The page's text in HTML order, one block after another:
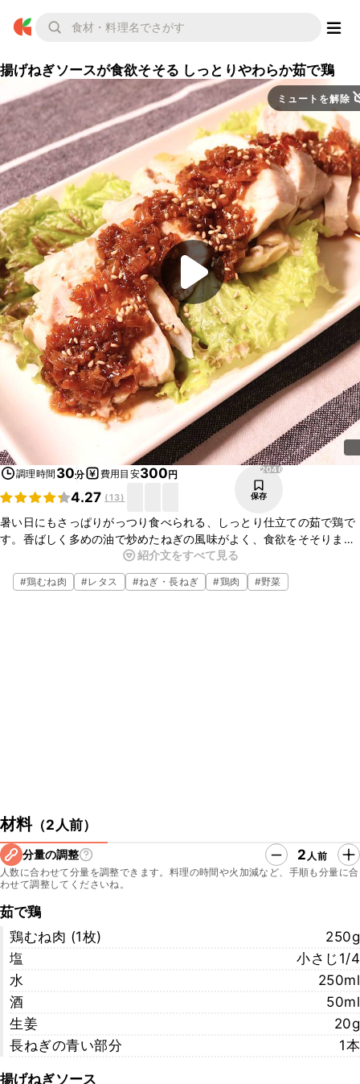
揚げねぎソースが食欲そそる しっとりやわらか茹で鶏
ミュートを解除
調理時間 30分 費用目安300円
4.27 (13)
2046
保存
暑い日にもさっぱりがっつり食べられる、しっとり仕立ての茹で鶏で
す。香ばしく多めの油で炒めたねぎの風味がよく、食欲をそそりま
す。このまま食べるのはもちろんですが、涼味麺の上にのせて食べて
もおいしいですよ。ぜひお試しください！
紹介文をすべて見る
#鶏むね肉 #レタス #ねぎ・長ねぎ #鶏肉 #野菜
材料（2人前）
分量の調整 2 人前
人数に合わせて分量を調整できます。料理の時間や火加減など、手順も分量に合
わせて調整してくださいね。
茹で鶏
鶏むね肉 (1枚)
250g
塩
小さじ1/4
水
250ml
酒
50ml
生姜
20g
長ねぎの青い部分
1本
揚げねぎソース